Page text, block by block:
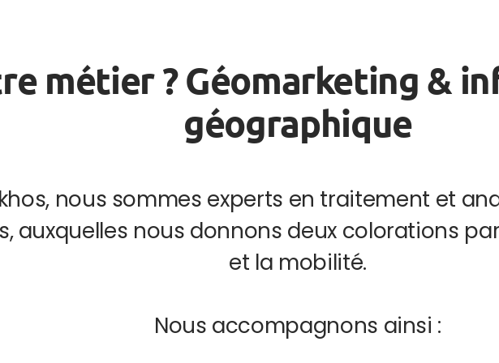
métier ? Géomarketing &
géographique
nous sommes experts en traitement et
auxquelles nous donnons deux colorations
et la mobilité.
Nous accompagnons ainsi :